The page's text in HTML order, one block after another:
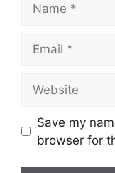
Save my
browser for